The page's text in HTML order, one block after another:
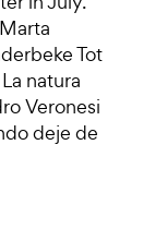
Tot
natura
Veronesi
deje de